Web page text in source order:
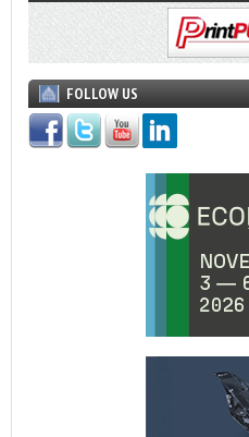
FOLLOW US